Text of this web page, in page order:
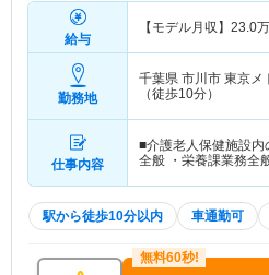
給与
【モデル月収】 23.0
勤務地
千葉県 市川市 東京メ
（徒歩10分）
仕事内容
■介護老人保健施設
全般 ・栄養課業務全
駅から徒歩10分以内 車通勤可